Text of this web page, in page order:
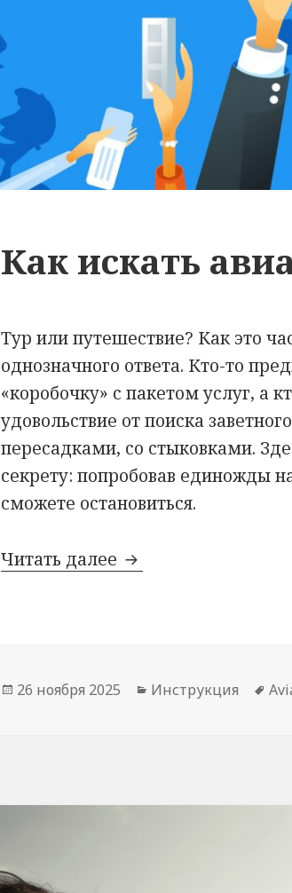
Как искать
Тур или путешествие? Как это
однозначного ответа. Кто-то
«коробочку» с пакетом услуг, а
удовольствие от поиска
пересадками, со стыковками.
секрету: попробовав единожды
сможете остановиться.
Читать далее Как искать
Опубликовано
26 ноября 2025 Рубрики
Инструкция